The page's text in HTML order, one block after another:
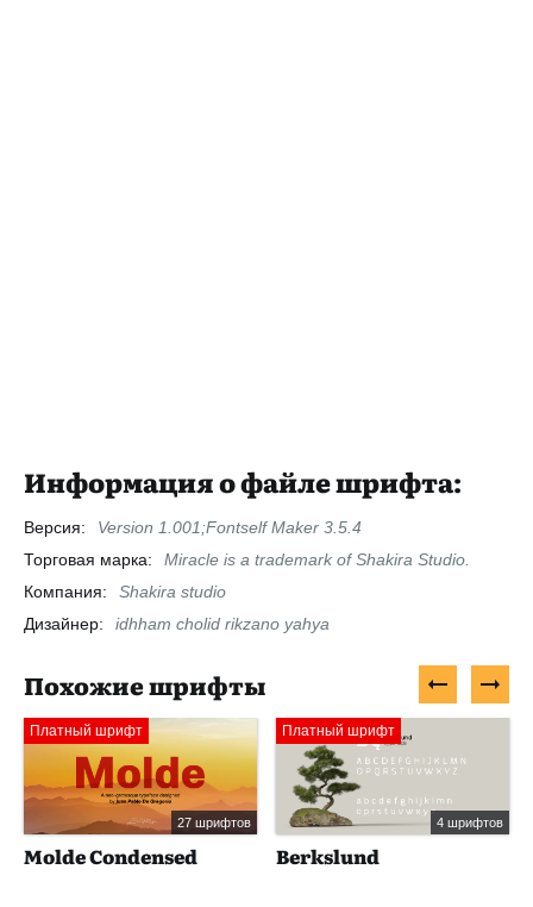
Информация о файле шрифта:
Версия:
Version 1.001;Fontself Maker 3.5.4
Торговая марка:
Miracle is a trademark of Shakira Studio.
Компания:
Shakira studio
Дизайнер:
idhham cholid rikzano yahya
Похожие шрифты
Платный шрифт
27 шрифтов
Molde Condensed
Платный шрифт
4 шрифтов
Berkslund